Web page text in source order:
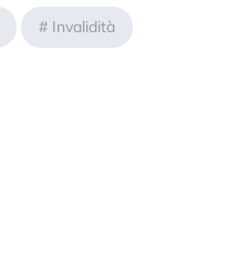
# Invalidità